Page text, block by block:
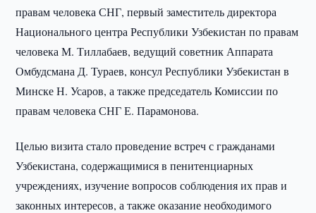
правам человека СНГ, первый заместитель директора
Национального центра Республики Узбекистан по правам
человека М. Тиллабаев, ведущий советник Аппарата
Омбудсмана Д. Тураев, консул Республики Узбекистан в
Минске Н. Усаров, а также председатель Комиссии по
правам человека СНГ Е. Парамонова.
Целью визита стало проведение встреч с гражданами
Узбекистана, содержащимися в пенитенциарных
учреждениях, изучение вопросов соблюдения их прав и
законных интересов, а также оказание необходимого